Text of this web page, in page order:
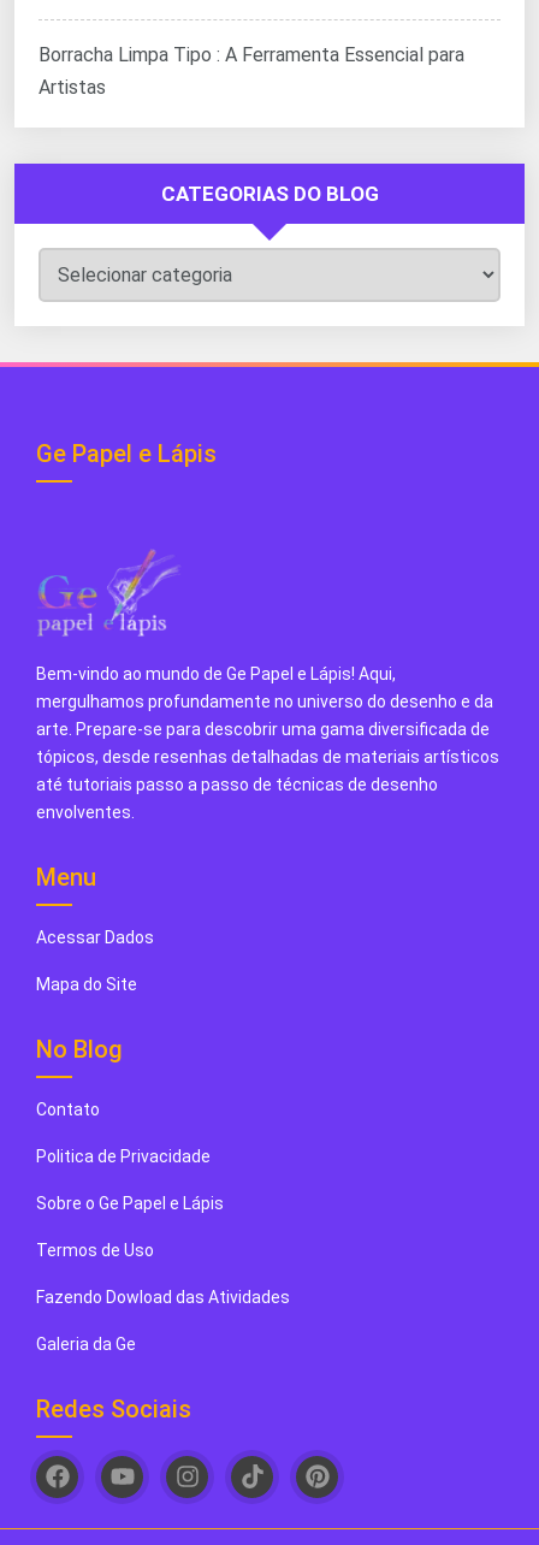
Borracha Limpa Tipo : A Ferramenta Essencial para
Artistas
CATEGORIAS DO BLOG
Categorias
do
Blog
Ge Papel e Lápis
Bem-vindo ao mundo de Ge Papel e Lápis! Aqui,
mergulhamos profundamente no universo do desenho e da
arte. Prepare-se para descobrir uma gama diversificada de
tópicos, desde resenhas detalhadas de materiais artísticos
até tutoriais passo a passo de técnicas de desenho
envolventes.
Menu
Acessar Dados
Mapa do Site
No Blog
Contato
Politica de Privacidade
Sobre o Ge Papel e Lápis
Termos de Uso
Fazendo Dowload das Atividades
Galeria da Ge
Redes Sociais